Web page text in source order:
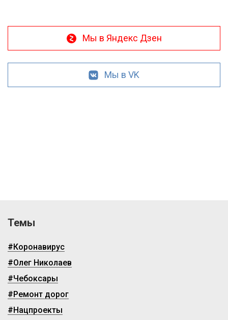
Мы в Яндекс Дзен
Мы в VK
Темы
#Коронавирус
#Олег Николаев
#Чебоксары
#Ремонт дорог
#Нацпроекты